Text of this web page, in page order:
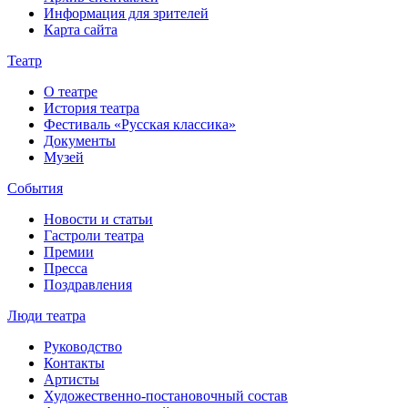
Информация для зрителей
Карта сайта
Театр
О театре
История театра
Фестиваль «Русская классика»
Документы
Музей
События
Новости и статьи
Гастроли театра
Премии
Пресса
Поздравления
Люди театра
Руководство
Контакты
Артисты
Художественно-постановочный состав